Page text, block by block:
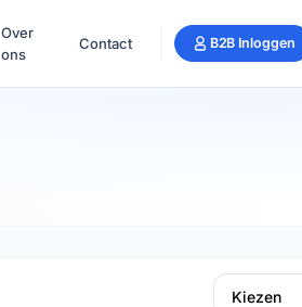
Over
ons
Contact B2B Inloggen